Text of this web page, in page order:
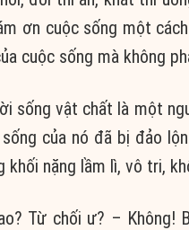
ơn cuộc sống một
cuộc sống mà không
sống vật chất là một
của nó đã bị đảo
khối nặng lầm lì, vô tri,
Từ chối ư? – Không!